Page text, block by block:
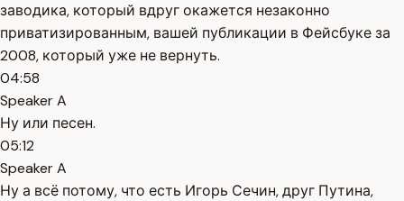
заводика, который вдруг окажется незаконно
приватизированным, вашей публикации в Фейсбуке за
2008, который уже не вернуть.
04:58
Speaker A
Ну или песен.
05:12
Speaker A
Ну а всё потому, что есть Игорь Сечин, друг Путина,